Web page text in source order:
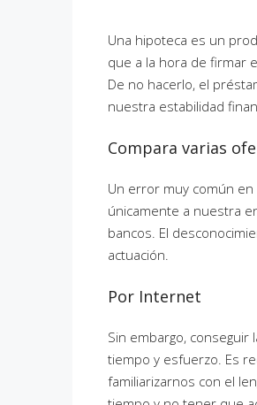
Una hipoteca es un
que a la hora de firmar
De no hacerlo, el
nuestra estabilidad
Compara varias
Un error muy común
únicamente a nuestra
bancos. El
actuación.
Por Internet
Sin embargo,
tiempo y esfuerzo. Es
familiarizarnos con el